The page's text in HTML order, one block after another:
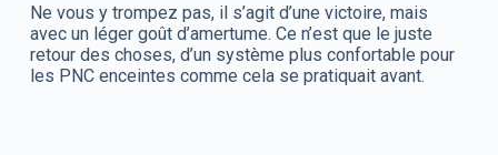
Ne vous y trompez pas, il s’agit d’une victoire, mais
avec un léger goût d’amertume. Ce n’est que le juste
retour des choses, d’un système plus confortable pour
les PNC enceintes comme cela se pratiquait avant.